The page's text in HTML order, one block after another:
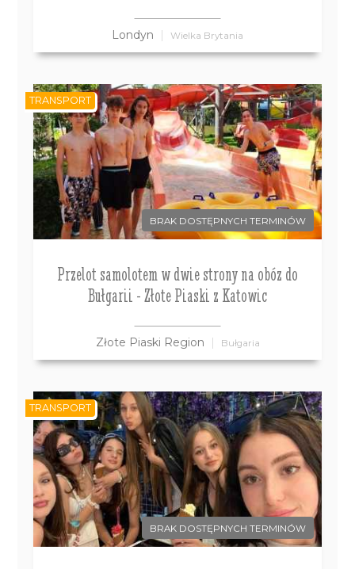
Londyn Wielka Brytania
BRAK DOSTĘPNYCH TERMINÓW
Przelot samolotem w dwie strony na obóz do
Bułgarii - Złote Piaski z Katowic
Złote Piaski Region Bułgaria
TRANSPORT
BRAK DOSTĘPNYCH TERMINÓW
TRANSPORT